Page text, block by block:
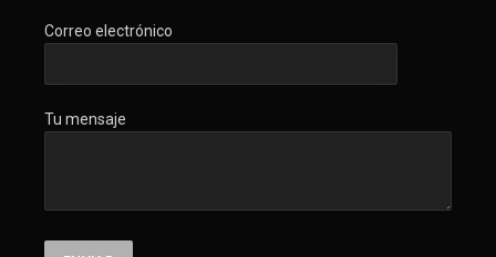
Correo electrónico
Tu mensaje